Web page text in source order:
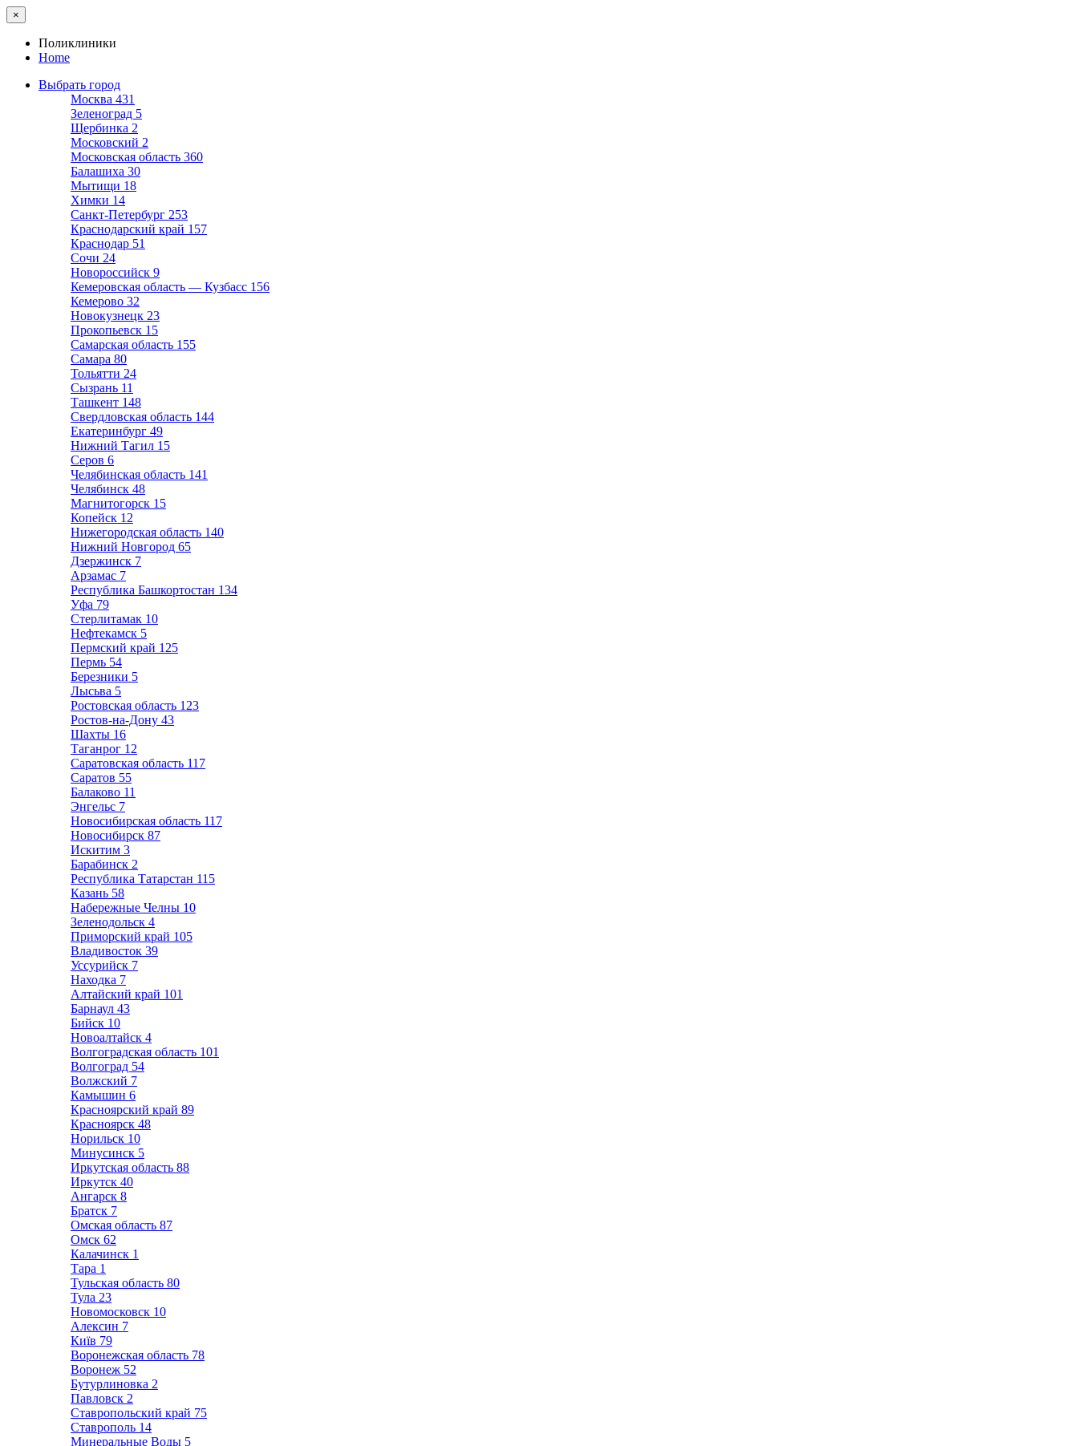
×
Поликлиники
Home
Выбрать город
Москва 431
Зеленоград 5
Щербинка 2
Московский 2
Московская область 360
Балашиха 30
Мытищи 18
Химки 14
Санкт-Петербург 253
Краснодарский край 157
Краснодар 51
Сочи 24
Новороссийск 9
Кемеровская область — Кузбасс 156
Кемерово 32
Новокузнецк 23
Прокопьевск 15
Самарская область 155
Самара 80
Тольятти 24
Сызрань 11
Ташкент 148
Свердловская область 144
Екатеринбург 49
Нижний Тагил 15
Серов 6
Челябинская область 141
Челябинск 48
Магнитогорск 15
Копейск 12
Нижегородская область 140
Нижний Новгород 65
Дзержинск 7
Арзамас 7
Республика Башкортостан 134
Уфа 79
Стерлитамак 10
Нефтекамск 5
Пермский край 125
Пермь 54
Березники 5
Лысьва 5
Ростовская область 123
Ростов-на-Дону 43
Шахты 16
Таганрог 12
Саратовская область 117
Саратов 55
Балаково 11
Энгельс 7
Новосибирская область 117
Новосибирск 87
Искитим 3
Барабинск 2
Республика Татарстан 115
Казань 58
Набережные Челны 10
Зеленодольск 4
Приморский край 105
Владивосток 39
Уссурийск 7
Находка 7
Алтайский край 101
Барнаул 43
Бийск 10
Новоалтайск 4
Волгоградская область 101
Волгоград 54
Волжский 7
Камышин 6
Красноярский край 89
Красноярск 48
Норильск 10
Минусинск 5
Иркутская область 88
Иркутск 40
Ангарск 8
Братск 7
Омская область 87
Омск 62
Калачинск 1
Тара 1
Тульская область 80
Тула 23
Новомосковск 10
Алексин 7
Київ 79
Воронежская область 78
Воронеж 52
Бутурлиновка 2
Павловск 2
Ставропольский край 75
Ставрополь 14
Минеральные Воды 5